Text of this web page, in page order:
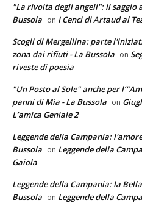
"La rivolta degli angeli": il saggio
Bussola on I Cenci di Artaud al
Scogli di Mergellina: parte
zona dai rifiuti - La Bussola on
riveste di poesia
"Un Posto al Sole" anche per
panni di Mia - La Bussola on
L’amica Geniale 2
Leggende della Campania:
Bussola on Leggende della
Gaiola
Leggende della Campania: la
Bussola on Leggende della